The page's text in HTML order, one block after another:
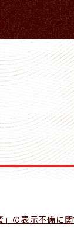
の表示不備に